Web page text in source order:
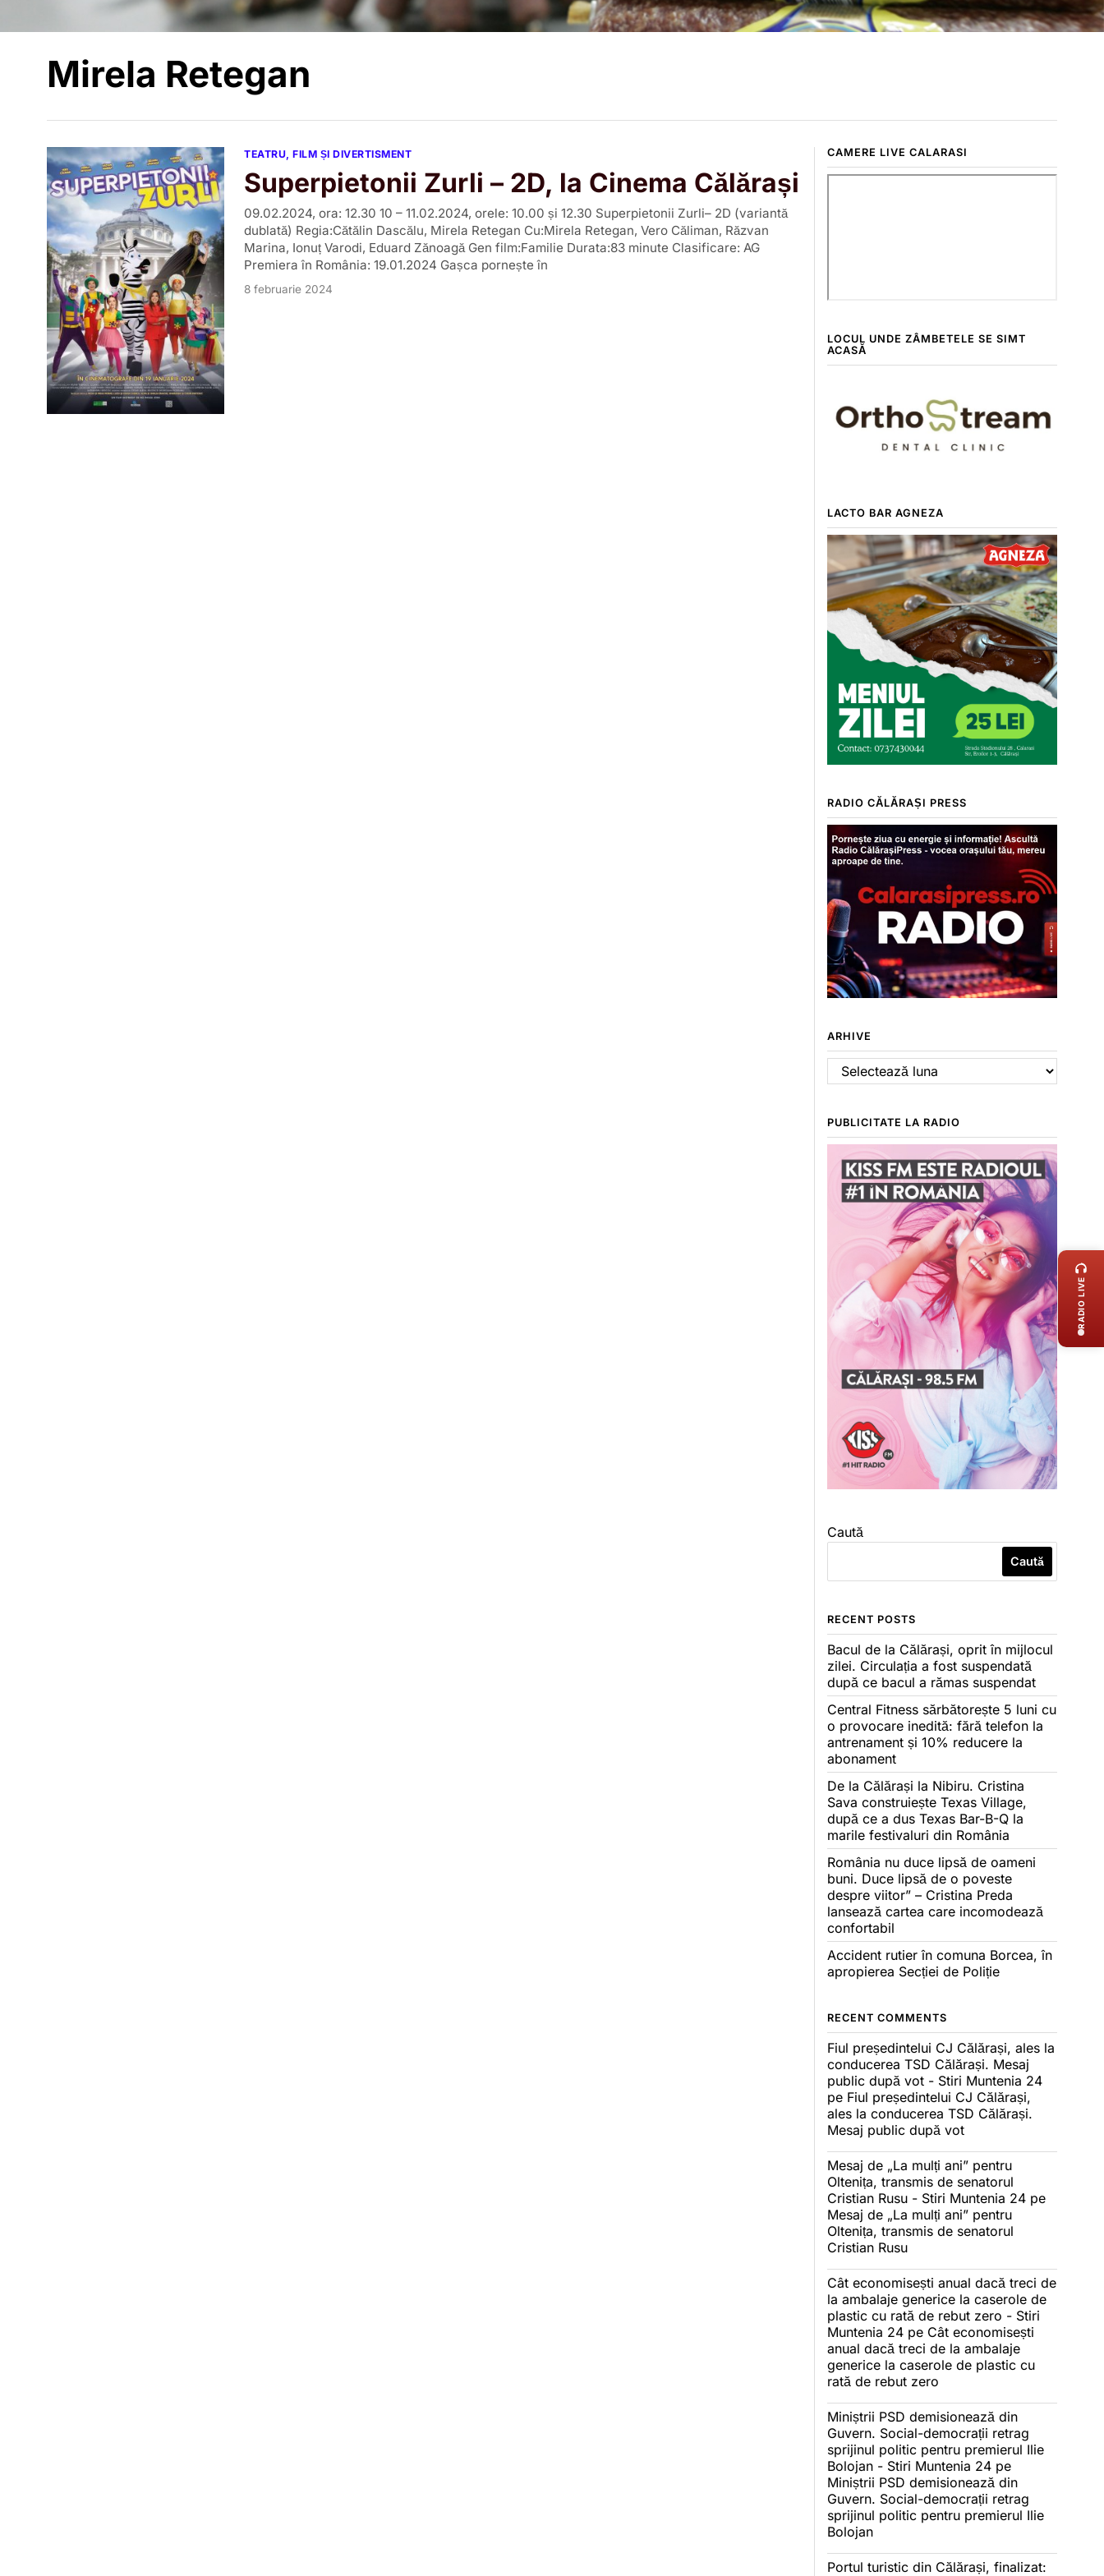
Mirela Retegan
TEATRU, FILM ȘI DIVERTISMENT
Superpietonii Zurli – 2D, la Cinema Călărași
09.02.2024, ora: 12.30 10 – 11.02.2024, orele: 10.00 și 12.30 Superpietonii Zurli– 2D (variantă
dublată) Regia:Cătălin Dascălu, Mirela Retegan Cu:Mirela Retegan, Vero Căliman, Răzvan
Marina, Ionuț Varodi, Eduard Zănoagă Gen film:Familie Durata:83 minute Clasificare: AG
Premiera în România: 19.01.2024 Gașca pornește în
8 februarie 2024
CAMERE LIVE CALARASI
LOCUL UNDE ZÂMBETELE SE SIMT
ACASĂ
LACTO BAR AGNEZA
RADIO CĂLĂRAȘI PRESS
ARHIVE
Arhive
PUBLICITATE LA RADIO
Caută
Caută
RECENT POSTS
Bacul de la Călărași, oprit în mijlocul
zilei. Circulația a fost suspendată
după ce bacul a rămas suspendat
Central Fitness sărbătorește 5 luni cu
o provocare inedită: fără telefon la
antrenament și 10% reducere la
abonament
De la Călărași la Nibiru. Cristina
Sava construiește Texas Village,
după ce a dus Texas Bar-B-Q la
marile festivaluri din România
România nu duce lipsă de oameni
buni. Duce lipsă de o poveste
despre viitor” – Cristina Preda
lansează cartea care incomodează
confortabil
Accident rutier în comuna Borcea, în
apropierea Secției de Poliție
RECENT COMMENTS
Fiul președintelui CJ Călărași, ales la
conducerea TSD Călărași. Mesaj
public după vot - Stiri Muntenia 24
pe Fiul președintelui CJ Călărași,
ales la conducerea TSD Călărași.
Mesaj public după vot
Mesaj de „La mulți ani” pentru
Oltenița, transmis de senatorul
Cristian Rusu - Stiri Muntenia 24 pe
Mesaj de „La mulți ani” pentru
Oltenița, transmis de senatorul
Cristian Rusu
Cât economisești anual dacă treci de
la ambalaje generice la caserole de
plastic cu rată de rebut zero - Stiri
Muntenia 24 pe Cât economisești
anual dacă treci de la ambalaje
generice la caserole de plastic cu
rată de rebut zero
Miniștrii PSD demisionează din
Guvern. Social-democrații retrag
sprijinul politic pentru premierul Ilie
Bolojan - Stiri Muntenia 24 pe
Miniștrii PSD demisionează din
Guvern. Social-democrații retrag
sprijinul politic pentru premierul Ilie
Bolojan
Portul turistic din Călărași, finalizat:
RADIO LIVE